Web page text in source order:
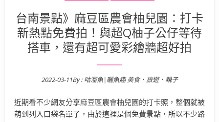
台南景點》麻豆區農會柚兒園：打卡
新熱點免費拍！與超Q柚子公仔等待
搭車，還有超可愛彩繪牆超好拍
Posted on
2022-03-11By : 咕溜魚|曬魚趣 美食、旅遊、親子
近期看不少網友分享麻豆區農會柚兒園的打卡照，整個就被
萌到列入口袋名單了，由於這裡是個免費景點，所以不少路